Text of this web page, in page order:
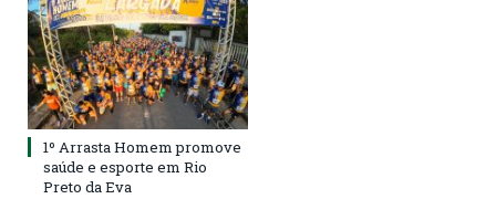
1º Arrasta Homem promove
saúde e esporte em Rio
Preto da Eva